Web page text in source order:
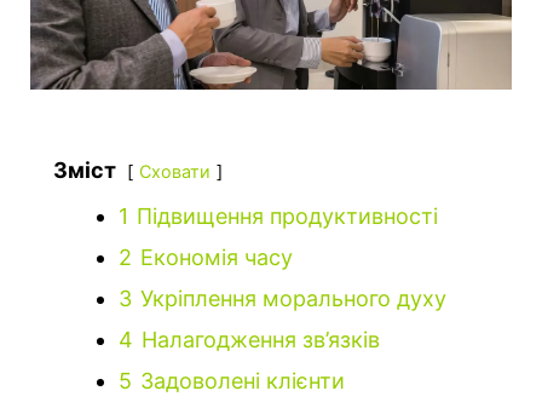
Зміст Сховати
1 Підвищення продуктивності
2 Економія часу
3 Укріплення морального духу
4 Налагодження зв’язків
5 Задоволені клієнти